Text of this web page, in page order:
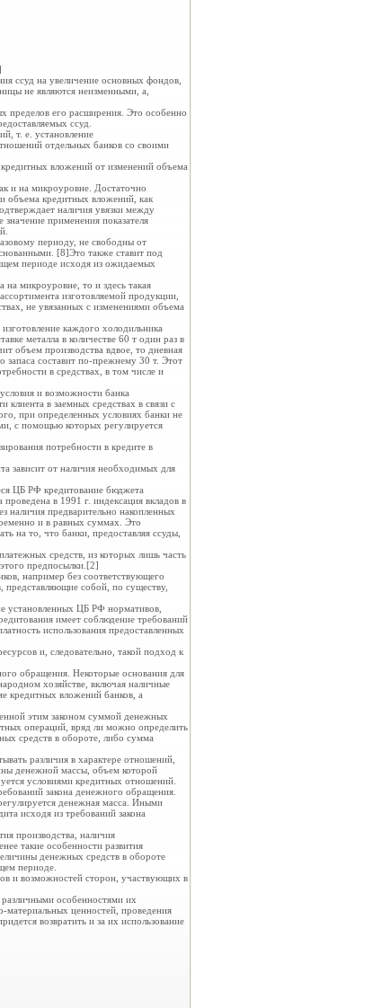
ссуд на увеличение основных фондов,
не являются неизменными, а,
пределов его расширения. Это особенно
ссуд.
т. е. установление
отдельных банков со своими
вложений от изменений объема
и на микроуровне. Достаточно
объема кредитных вложений, как
наличия увязки между
применения показателя
периоду, не свободны от
[8]Это также ставит под
периоде исходя из ожидаемых
на микроуровне, то и здесь такая
изготовляемой продукции,
не увязанных с изменениями объема
каждого холодильника
металла в количестве 60 т один раз в
объем производства вдвое, то дневная
запаса составит по-прежнему 30 т. Этот
в средствах, в том числе и
и возможности банка
клиента в заемных средствах в связи с
при определенных условиях банки не
с помощью которых регулируется
потребности в кредите в
зависит от наличия необходимых для
ЦБ РФ кредитование бюджета
в 1991 г. индексация вкладов в
наличия предварительно накопленных
и в равных суммах. Это
на то, что банки, предоставляя ссуды,
средств, из которых лишь часть
предпосылки.[2]
например без соответствующего
представляющие собой, по существу,
установленных ЦБ РФ нормативов,
имеет соблюдение требований
использования предоставленных
и, следовательно, такой подход к
обращения. Некоторые основания для
хозяйстве, включая наличные
кредитных вложений банков, а
этим законом суммой денежных
операций, вряд ли можно определить
средств в обороте, либо сумма
различия в характере отношений,
денежной массы, объем которой
условиями кредитных отношений.
закона денежного обращения.
денежная масса. Иными
исходя из требований закона
производства, наличия
такие особенности развития
денежных средств в обороте
периоде.
и возможностей сторон, участвующих в
особенностями их
материальных ценностей, проведения
возвратить и за их использование